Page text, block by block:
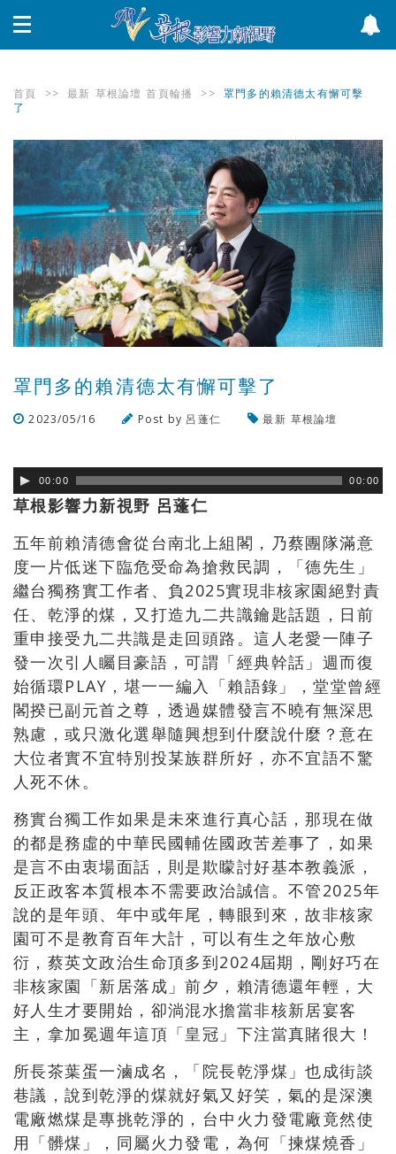
首頁 >> 最新 草根論壇 首頁輪播 >> 罩門多的賴清德太有懈可擊
了
罩門多的賴清德太有懈可擊了
2023/05/16 Post by 呂蓬仁 最新 草根論壇
00:00 00:00
草根影響力新視野 呂蓬仁
五年前賴清德會從台南北上組閣，乃蔡團隊滿意
度一片低迷下臨危受命為搶救民調，「德先生」
繼台獨務實工作者、負2025實現非核家園絕對責
任、乾淨的煤，又打造九二共識鑰匙話題，日前
重申接受九二共識是走回頭路。這人老愛一陣子
發一次引人矚目豪語，可謂「經典幹話」週而復
始循環PLAY，堪一一編入「賴語錄」，堂堂曾經
閣揆已副元首之尊，透過媒體發言不曉有無深思
熟慮，或只激化選舉隨興想到什麼說什麼？意在
大位者實不宜特別投某族群所好，亦不宜語不驚
人死不休。
務實台獨工作如果是未來進行真心話，那現在做
的都是務虛的中華民國輔佐國政苦差事了，如果
是言不由衷場面話，則是欺矇討好基本教義派，
反正政客本質根本不需要政治誠信。不管2025年
說的是年頭、年中或年尾，轉眼到來，故非核家
園可不是教育百年大計，可以有生之年放心敷
衍，蔡英文政治生命頂多到2024屆期，剛好巧在
非核家園「新居落成」前夕，賴清德還年輕，大
好人生才要開始，卻淌混水擔當非核新居宴客
主，拿加冕週年這頂「皇冠」下注當真賭很大！
所長茶葉蛋一滷成名，「院長乾淨煤」也成街談
巷議，說到乾淨的煤就好氣又好笑，氣的是深澳
電廠燃煤是專挑乾淨的，台中火力發電廠竟然使
用「髒煤」，同屬火力發電，為何「揀煤燒香」